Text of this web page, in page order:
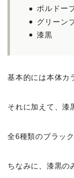
ボルドー
グリーン
漆黒
基本的には本体カ
それに加えて、漆
全6種類のブラック
ちなみに、漆黒の